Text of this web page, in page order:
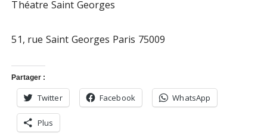
Théatre Saint Georges
51, rue Saint Georges Paris 75009
Partager :
Twitter Facebook WhatsApp
Plus